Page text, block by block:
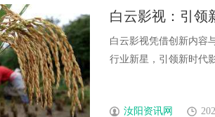
白云影视：引领
白云影视凭借创新内容
行业新星，引领新时代
汝阳资讯网